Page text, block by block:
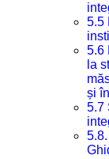
5.5
5.6
la
și
5.7